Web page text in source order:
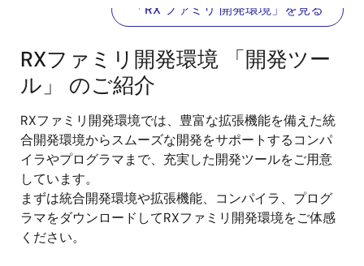
「RX ファミリ 開発環境」を見る
RXファミリ開発環境 「開発ツー
ル」 のご紹介
RXファミリ開発環境では、豊富な拡張機能を備えた統
合開発環境からスムーズな開発をサポートするコンパ
イラやプログラマまで、充実した開発ツールをご用意
しています。
まずは統合開発環境や拡張機能、コンパイラ、プログ
ラマをダウンロードしてRXファミリ開発環境をご体感
ください。